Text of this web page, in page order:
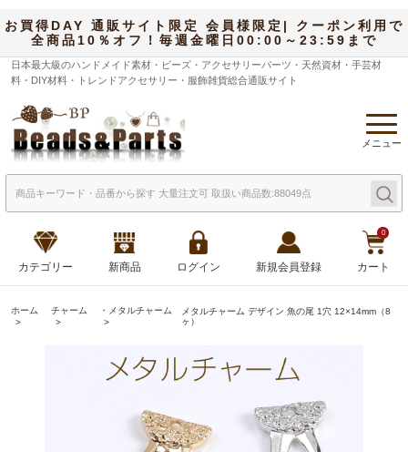
お買得DAY 通販サイト限定 会員様限定| クーポン利用で
全商品10％オフ！毎週金曜日00:00～23:59まで
日本最大級のハンドメイド素材・ビーズ・アクセサリーパーツ・天然資材・手芸材
料・DIY材料・トレンドアクセサリー・服飾雑貨総合通販サイト
メニュー
カテゴリー 新商品 ログイン 新規会員登録
0
カート
ホーム チャーム ・メタルチャーム
メタルチャーム デザイン 魚の尾 1穴 12×14mm（8
ヶ）